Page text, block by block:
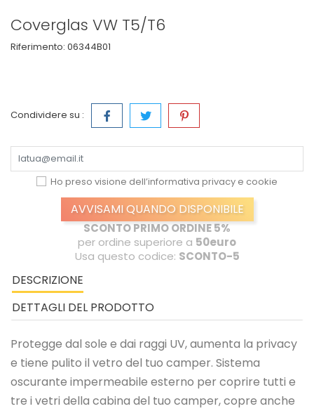
Coverglas VW T5/T6
Riferimento: 06344B01
Condividere su :
Ho preso visione dell’informativa privacy e cookie
AVVISAMI QUANDO DISPONIBILE
SCONTO PRIMO ORDINE 5%
per ordine superiore a 50euro
Usa questo codice: SCONTO-5
DESCRIZIONE
DETTAGLI DEL PRODOTTO
Protegge dal sole e dai raggi UV, aumenta la privacy
e tiene pulito il vetro del tuo camper. Sistema
oscurante impermeabile esterno per coprire tutti e
tre i vetri della cabina del tuo camper, copre anche